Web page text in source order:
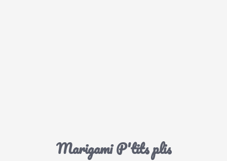
Marigami P'tits plis